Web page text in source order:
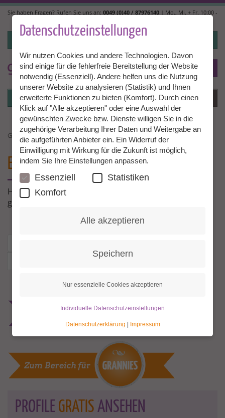
Direkt
zum
Inhalt
Sie haben Fragen? Rufen Sie uns an: 0049 (0)40 / 87976140 | Mo., Mi. + Fr. 10:00 -
DE
Login Menü
GRANNY AU PAIR ERFAHRUNGSBERICHTE
ERFAHRUNGENMIT GRANNY AUPAIR
Hier erzählen unsere Grannies und Familien über ihre
ganz persönlichen Erfahrungen mit Granny Aupair!
PROFILE GRATIS ANSEHEN
Datenschutzeinstellungen
Wir nutzen Cookies und andere Technologien. Davon
sind einige für die fehlerfreie Bereitstellung der Website
notwendig (Essenziell). Andere helfen uns die Nutzung
unserer Website zu analysieren (Statistik) und Ihnen
erweiterte Funktionen zu bieten (Komfort). Durch einen
Klick auf "Alle akzeptieren" oder eine Auswahl der
gewünschten Zwecke bzw. Dienste willigen Sie in die
zugehörige Verarbeitung Ihrer Daten und Weitergabe an
die aufgeführten Anbieter ein. Ein Widerruf der
Einwilligung mit Wirkung für die Zukunft ist möglich,
indem Sie Ihre Einstellungen anpassen.
Essenziell
Statistiken
Komfort
Alle akzeptieren
Speichern
Nur essenzielle Cookies akzeptieren
Individuelle Datenschutzeinstellungen
Datenschutzerklärung Impressum